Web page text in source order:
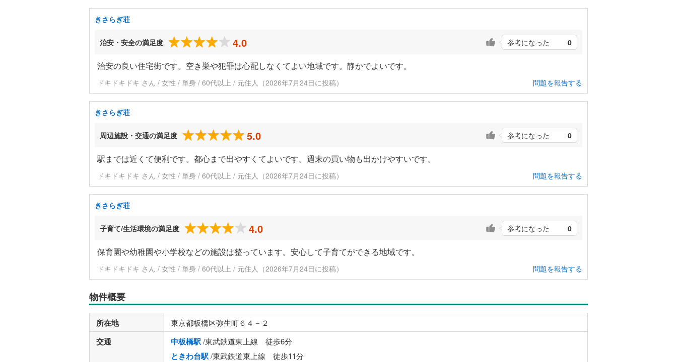
きさらぎ荘
治安・安全の満足度 4.0 参考になった 0
治安の良い住宅街です。空き巣や犯罪は心配しなくてよい地域です。静かでよいです。
ドキドキドキ さん / 女性 / 単身 / 60代以上 / 元住人（2026年7月24日に投稿） 問題を報告する
きさらぎ荘
周辺施設・交通の満足度 5.0 参考になった 0
駅までは近くて便利です。都心まで出やすくてよいです。週末の買い物も出かけやすいです。
ドキドキドキ さん / 女性 / 単身 / 60代以上 / 元住人（2026年7月24日に投稿） 問題を報告する
きさらぎ荘
子育て/生活環境の満足度 4.0 参考になった 0
保育園や幼稚園や小学校などの施設は整っています。安心して子育てができる地域です。
ドキドキドキ さん / 女性 / 単身 / 60代以上 / 元住人（2026年7月24日に投稿） 問題を報告する
物件概要
所在地 東京都板橋区弥生町６４－２
交通 中板橋駅/東武鉄道東上線 徒歩6分
ときわ台駅/東武鉄道東上線 徒歩11分